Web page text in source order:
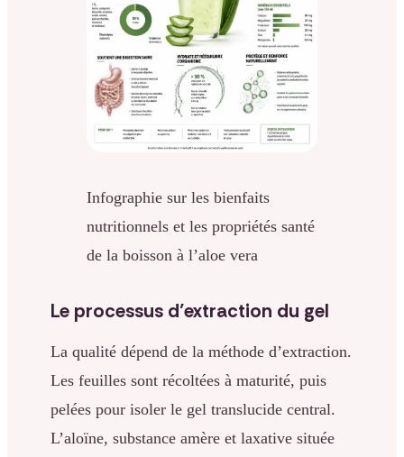
Infographie sur les bienfaits
nutritionnels et les propriétés santé
de la boisson à l’aloe vera
Le processus d’extraction du gel
La qualité dépend de la méthode d’extraction.
Les feuilles sont récoltées à maturité, puis
pelées pour isoler le gel translucide central.
L’aloïne, substance amère et laxative située